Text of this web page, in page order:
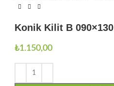
Konik Kilit B 090×130
₺1.150,00